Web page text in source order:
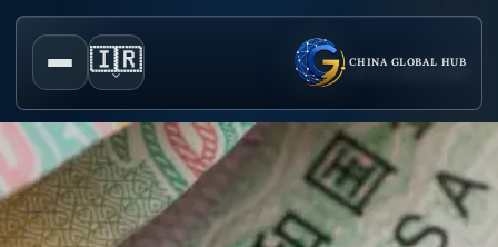
CHINA GLOBAL HUB
🇮🇷